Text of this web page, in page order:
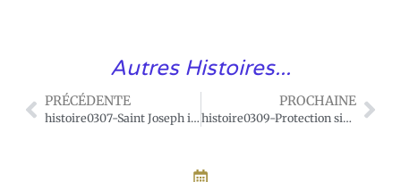
Autres Histoires...
PRÉCÉDENTE
histoire0307-Saint Joseph inspire la dévotion à Marie.
PROCHAINE
histoire0309-Protection signalée à la mort.